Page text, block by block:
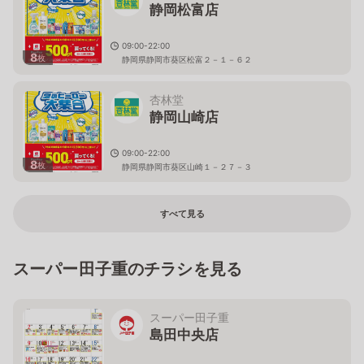
8枚
静岡松富店
09:00-22:00
静岡県静岡市葵区松富２－１－６２
8枚
杏林堂
静岡山崎店
09:00-22:00
静岡県静岡市葵区山崎１－２７－３
すべて見る
スーパー田子重のチラシを見る
スーパー田子重
島田中央店